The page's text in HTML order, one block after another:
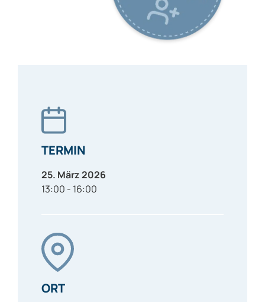
TERMIN
25. März 2026
13:00 - 16:00
ORT